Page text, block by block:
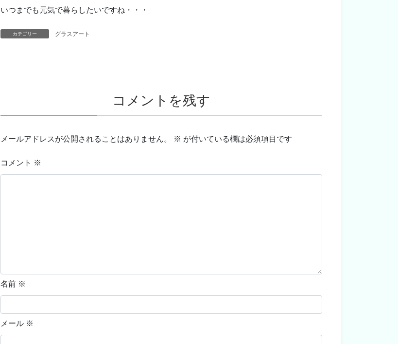
いつまでも元気で暮らしたいですね・・・
カテゴリー グラスアート
コメントを残す
メールアドレスが公開されることはありません。 ※ が付いている欄は必須項目です
コメント ※
名前 ※
メール ※